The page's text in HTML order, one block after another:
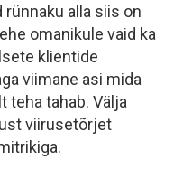
alla siis on
omanikule vaid ka
klientide
viimane asi mida
teha tahab. Välja
viirusetõrjet